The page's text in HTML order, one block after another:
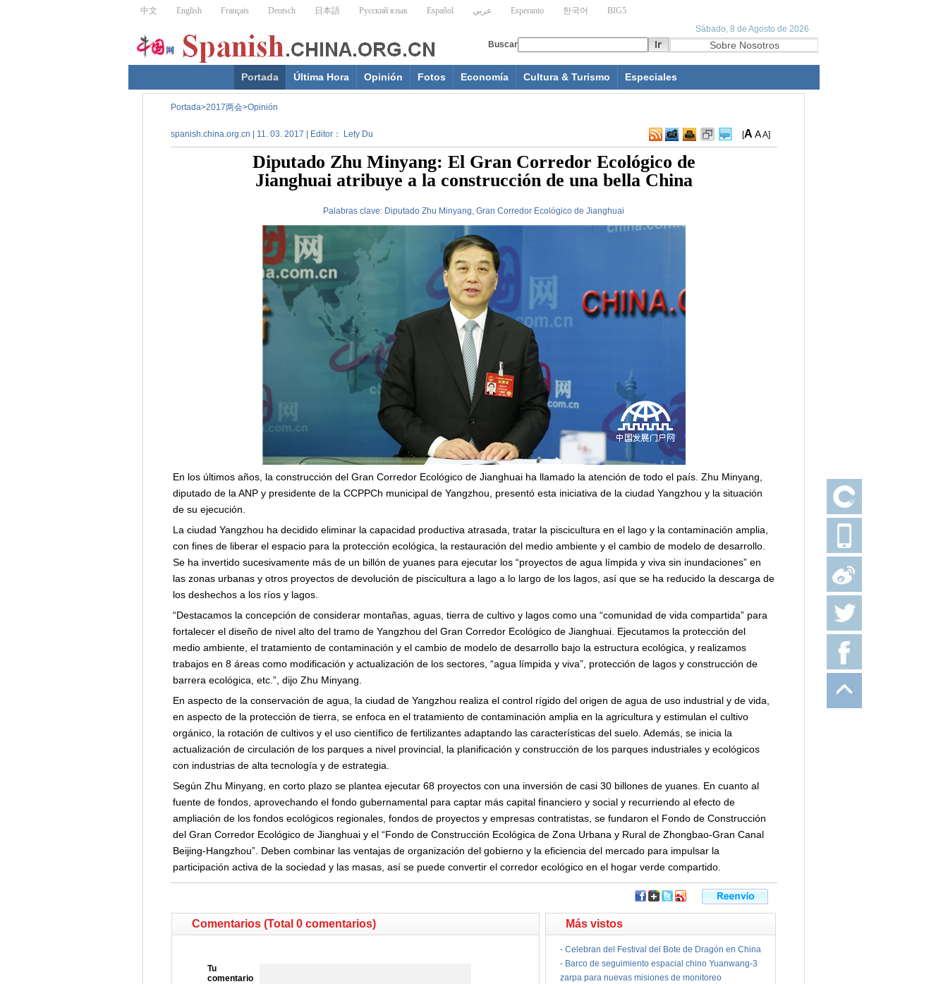
Portada Última Hora Opinión Fotos Economía Cultura & Turismo Especiales
Portada>2017两会>Opinión
spanish.china.org.cn | 11. 03. 2017 | Editor： Lety Du [A AA]
Diputado Zhu Minyang: El Gran Corredor Ecológico de
Jianghuai atribuye a la construcción de una bella China
Palabras clave: Diputado Zhu Minyang, Gran Corredor Ecológico de Jianghuai
En los últimos años, la construcción del Gran Corredor Ecológico de Jianghuai ha llamado la atención de todo el país. Zhu Minyang,
diputado de la ANP y presidente de la CCPPCh municipal de Yangzhou, presentó esta iniciativa de la ciudad Yangzhou y la situación
de su ejecución.
La ciudad Yangzhou ha decidido eliminar la capacidad productiva atrasada, tratar la piscicultura en el lago y la contaminación amplia,
con fines de liberar el espacio para la protección ecológica, la restauración del medio ambiente y el cambio de modelo de desarrollo.
Se ha invertido sucesivamente más de un billón de yuanes para ejecutar los “proyectos de agua límpida y viva sin inundaciones” en
las zonas urbanas y otros proyectos de devolución de piscicultura a lago a lo largo de los lagos, así que se ha reducido la descarga de
los deshechos a los ríos y lagos.
“Destacamos la concepción de considerar montañas, aguas, tierra de cultivo y lagos como una “comunidad de vida compartida” para
fortalecer el diseño de nivel alto del tramo de Yangzhou del Gran Corredor Ecológico de Jianghuai. Ejecutamos la protección del
medio ambiente, el tratamiento de contaminación y el cambio de modelo de desarrollo bajo la estructura ecológica, y realizamos
trabajos en 8 áreas como modificación y actualización de los sectores, “agua límpida y viva”, protección de lagos y construcción de
barrera ecológica, etc.”, dijo Zhu Minyang.
En aspecto de la conservación de agua, la ciudad de Yangzhou realiza el control rígido del origen de agua de uso industrial y de vida,
en aspecto de la protección de tierra, se enfoca en el tratamiento de contaminación amplia en la agricultura y estimulan el cultivo
orgánico, la rotación de cultivos y el uso científico de fertilizantes adaptando las características del suelo. Además, se inicia la
actualización de circulación de los parques a nivel provincial, la planificación y construcción de los parques industriales y ecológicos
con industrias de alta tecnología y de estrategia.
Según Zhu Minyang, en corto plazo se plantea ejecutar 68 proyectos con una inversión de casi 30 billones de yuanes. En cuanto al
fuente de fondos, aprovechando el fondo gubernamental para captar más capital financiero y social y recurriendo al efecto de
ampliación de los fondos ecológicos regionales, fondos de proyectos y empresas contratistas, se fundaron el Fondo de Construcción
del Gran Corredor Ecológico de Jianghuai y el “Fondo de Construcción Ecológica de Zona Urbana y Rural de Zhongbao-Gran Canal
Beijing-Hangzhou”. Deben combinar las ventajas de organización del gobierno y la eficiencia del mercado para impulsar la
participación activa de la sociedad y las masas, así se puede convertir el corredor ecológico en el hogar verde compartido.
Comentarios (Total 0 comentarios)
Tu
comentario
Más vistos
- Celebran del Festival del Bote de Dragón en China
- Barco de seguimiento espacial chino Yuanwang-3
zarpa para nuevas misiones de monitoreo